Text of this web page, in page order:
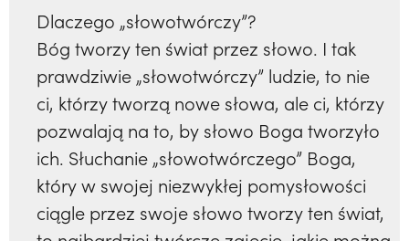
Dlaczego „słowotwórczy”?
Bóg tworzy ten świat przez słowo. I tak
prawdziwie „słowotwórczy” ludzie, to nie
ci, którzy tworzą nowe słowa, ale ci, którzy
pozwalają na to, by słowo Boga tworzyło
ich. Słuchanie „słowotwórczego” Boga,
który w swojej niezwykłej pomysłowości
ciągle przez swoje słowo tworzy ten świat,